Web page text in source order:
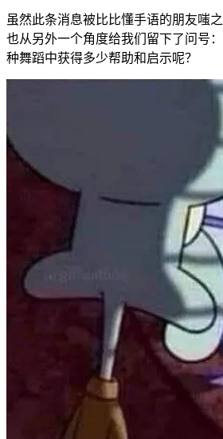
虽然此条消息被比比懂手语的朋友嗤
也从另外一个角度给我们留下了问号
种舞蹈中获得多少帮助和启示呢？